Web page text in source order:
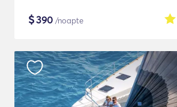
$390 /noapte